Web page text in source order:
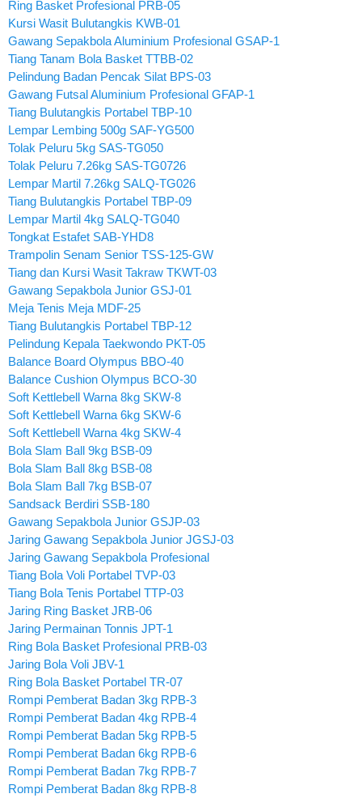
Ring Basket Profesional PRB-05
Kursi Wasit Bulutangkis KWB-01
Gawang Sepakbola Aluminium Profesional GSAP-1
Tiang Tanam Bola Basket TTBB-02
Pelindung Badan Pencak Silat BPS-03
Gawang Futsal Aluminium Profesional GFAP-1
Tiang Bulutangkis Portabel TBP-10
Lempar Lembing 500g SAF-YG500
Tolak Peluru 5kg SAS-TG050
Tolak Peluru 7.26kg SAS-TG0726
Lempar Martil 7.26kg SALQ-TG026
Tiang Bulutangkis Portabel TBP-09
Lempar Martil 4kg SALQ-TG040
Tongkat Estafet SAB-YHD8
Trampolin Senam Senior TSS-125-GW
Tiang dan Kursi Wasit Takraw TKWT-03
Gawang Sepakbola Junior GSJ-01
Meja Tenis Meja MDF-25
Tiang Bulutangkis Portabel TBP-12
Pelindung Kepala Taekwondo PKT-05
Balance Board Olympus BBO-40
Balance Cushion Olympus BCO-30
Soft Kettlebell Warna 8kg SKW-8
Soft Kettlebell Warna 6kg SKW-6
Soft Kettlebell Warna 4kg SKW-4
Bola Slam Ball 9kg BSB-09
Bola Slam Ball 8kg BSB-08
Bola Slam Ball 7kg BSB-07
Sandsack Berdiri SSB-180
Gawang Sepakbola Junior GSJP-03
Jaring Gawang Sepakbola Junior JGSJ-03
Jaring Gawang Sepakbola Profesional
Tiang Bola Voli Portabel TVP-03
Tiang Bola Tenis Portabel TTP-03
Jaring Ring Basket JRB-06
Jaring Permainan Tonnis JPT-1
Ring Bola Basket Profesional PRB-03
Jaring Bola Voli JBV-1
Ring Bola Basket Portabel TR-07
Rompi Pemberat Badan 3kg RPB-3
Rompi Pemberat Badan 4kg RPB-4
Rompi Pemberat Badan 5kg RPB-5
Rompi Pemberat Badan 6kg RPB-6
Rompi Pemberat Badan 7kg RPB-7
Rompi Pemberat Badan 8kg RPB-8